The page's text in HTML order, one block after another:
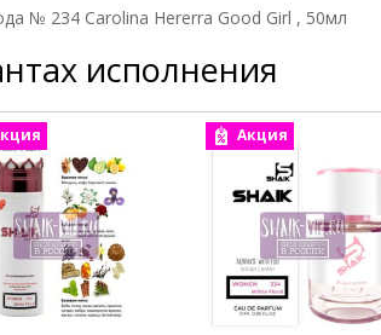
№ 234 Carolina Hererra Good Girl , 50мл
исполнения
Акция